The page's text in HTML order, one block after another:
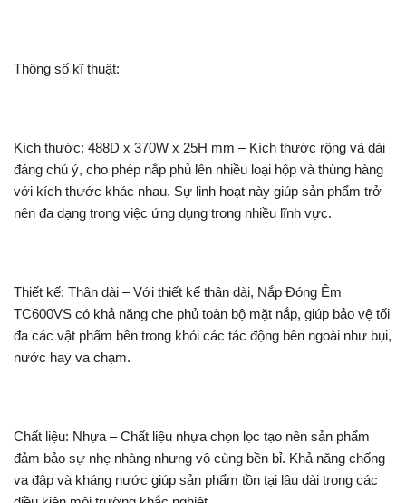
Thông số kĩ thuật:
Kích thước: 488D x 370W x 25H mm – Kích thước rộng và dài
đáng chú ý, cho phép nắp phủ lên nhiều loại hộp và thùng hàng
với kích thước khác nhau. Sự linh hoạt này giúp sản phẩm trở
nên đa dạng trong việc ứng dụng trong nhiều lĩnh vực.
Thiết kế: Thân dài – Với thiết kế thân dài, Nắp Đóng Êm
TC600VS có khả năng che phủ toàn bộ mặt nắp, giúp bảo vệ tối
đa các vật phẩm bên trong khỏi các tác động bên ngoài như bụi,
nước hay va chạm.
Chất liệu: Nhựa – Chất liệu nhựa chọn lọc tạo nên sản phẩm
đảm bảo sự nhẹ nhàng nhưng vô cùng bền bỉ. Khả năng chống
va đập và kháng nước giúp sản phẩm tồn tại lâu dài trong các